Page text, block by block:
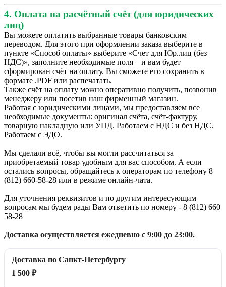
4. Оплата на расчётный счёт (для юридических
лиц)
Вы можете оплатить выбранные товары банковским
переводом. Для этого при оформлении заказа выберите в
пункте «Способ оплаты» выберите «Счет для Юр.лиц (без
НДС)», заполните необходимые поля – и вам будет
сформирован счёт на оплату. Вы сможете его сохранить в
формате .PDF или распечатать.
Также счёт на оплату можно оперативно получить, позвонив
менеджеру или посетив наш фирменный магазин.
Работая с юридическими лицами, мы предоставляем все
необходимые документы: оригинал счёта, счёт-фактуру,
товарную накладную или УПД. Работаем с НДС и без НДС.
Работаем с ЭДО.
Мы сделали всё, чтобы вы могли рассчитаться за
приобретаемый товар удобным для вас способом. А если
остались вопросы, обращайтесь к операторам по телефону 8
(812) 660-58-28 или в режиме онлайн-чата.
Для уточнения реквизитов и по другим интересующим
вопросам мы будем рады Вам ответить по номеру - 8 (812) 660
58-28
Доставка осуществляется ежедневно с 9:00 до 23:00.
Доставка по Санкт-Петербургу
1 500 ₽